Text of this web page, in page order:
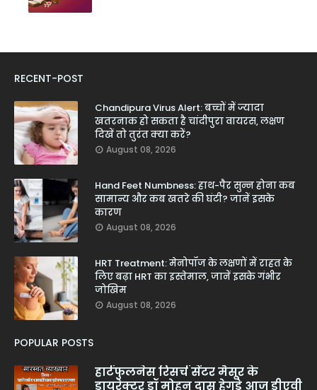
RECENT-POST
Chandipura Virus Alert: बच्चों में ज्यादा
खतरनाक हो सकता है चांदीपुरा वायरस, लक्षण
दिखें तो तुरंत क्या करें?
August 08, 2026
Hand Feet Numbness: हाथ-पैर सुन्न होना कब
सामान्य और कब खतरे की घंटी? जानें इसके
कारण
August 08, 2026
HRT Treatment: मेनोपॉज के लक्षणों में राहत के
लिए बढ़ा HRT का इस्तेमाल, जानें इसके गंभीर
जोखिम
August 08, 2026
POPULAR POSTS
हार्टफुलनेस रिसर्च सेंटर मैसूर के
डायरेक्टर डॉ मोहन दास हेगड़े आज डीएवी